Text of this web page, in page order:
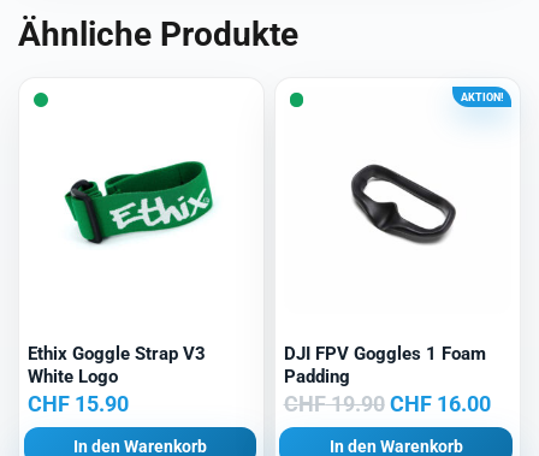
Ähnliche Produkte
Ethix Goggle Strap V3
White Logo
CHF 15.90
In den Warenkorb
AKTION!
DJI FPV Goggles 1 Foam
Padding
CHF19.90 Ursprünglicher
Preis
CHF16.00
In den Warenkorb